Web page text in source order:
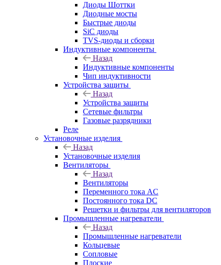
Диоды Шоттки
Диодные мосты
Быстрые диоды
SiC диоды
TVS-диоды и сборки
Индуктивные компоненты
Назад
Индуктивные компоненты
Чип индуктивности
Устройства защиты
Назад
Устройства защиты
Сетевые фильтры
Газовые разрядники
Реле
Установочные изделия
Назад
Установочные изделия
Вентиляторы
Назад
Вентиляторы
Переменного тока AC
Постоянного тока DC
Решетки и фильтры для вентиляторов
Промышленные нагреватели
Назад
Промышленные нагреватели
Кольцевые
Сопловые
Плоские